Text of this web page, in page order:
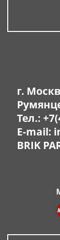
г.
Тел.:
E-mail:
BRIK